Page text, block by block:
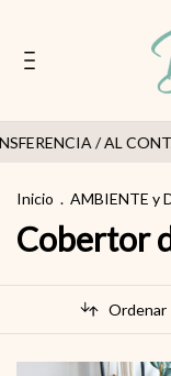
/ AL
Inicio . AMBIENTE y
Cobertor
Ordenar